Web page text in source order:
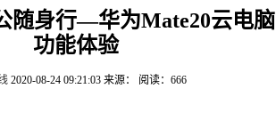
随身行—华为Mate20云电脑
功能体验
2020-08-24 09:21:03 来源： 阅读：666